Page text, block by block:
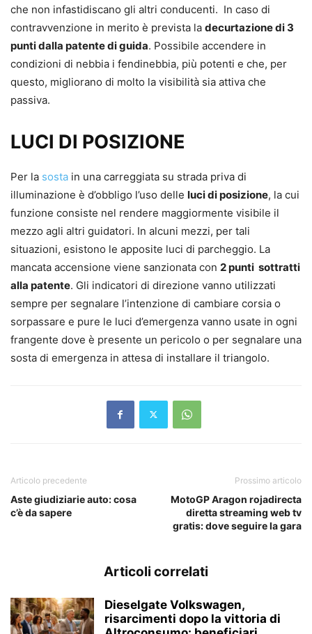
che non infastidiscano gli altri conducenti. In caso di
contravvenzione in merito è prevista la decurtazione di 3
punti dalla patente di guida. Possibile accendere in
condizioni di nebbia i fendinebbia, più potenti e che, per
questo, migliorano di molto la visibilità sia attiva che
passiva.
LUCI DI POSIZIONE
Per la sosta in una carreggiata su strada priva di
illuminazione è d’obbligo l’uso delle luci di posizione, la cui
funzione consiste nel rendere maggiormente visibile il
mezzo agli altri guidatori. In alcuni mezzi, per tali
situazioni, esistono le apposite luci di parcheggio. La
mancata accensione viene sanzionata con 2 punti sottratti
alla patente. Gli indicatori di direzione vanno utilizzati
sempre per segnalare l’intenzione di cambiare corsia o
sorpassare e pure le luci d’emergenza vanno usate in ogni
frangente dove è presente un pericolo o per segnalare una
sosta di emergenza in attesa di installare il triangolo.
Articolo precedente
Aste giudiziarie auto: cosa
c’è da sapere
Prossimo articolo
MotoGP Aragon rojadirecta
diretta streaming web tv
gratis: dove seguire la gara
Articoli correlati
Dieselgate Volkswagen,
risarcimenti dopo la vittoria di